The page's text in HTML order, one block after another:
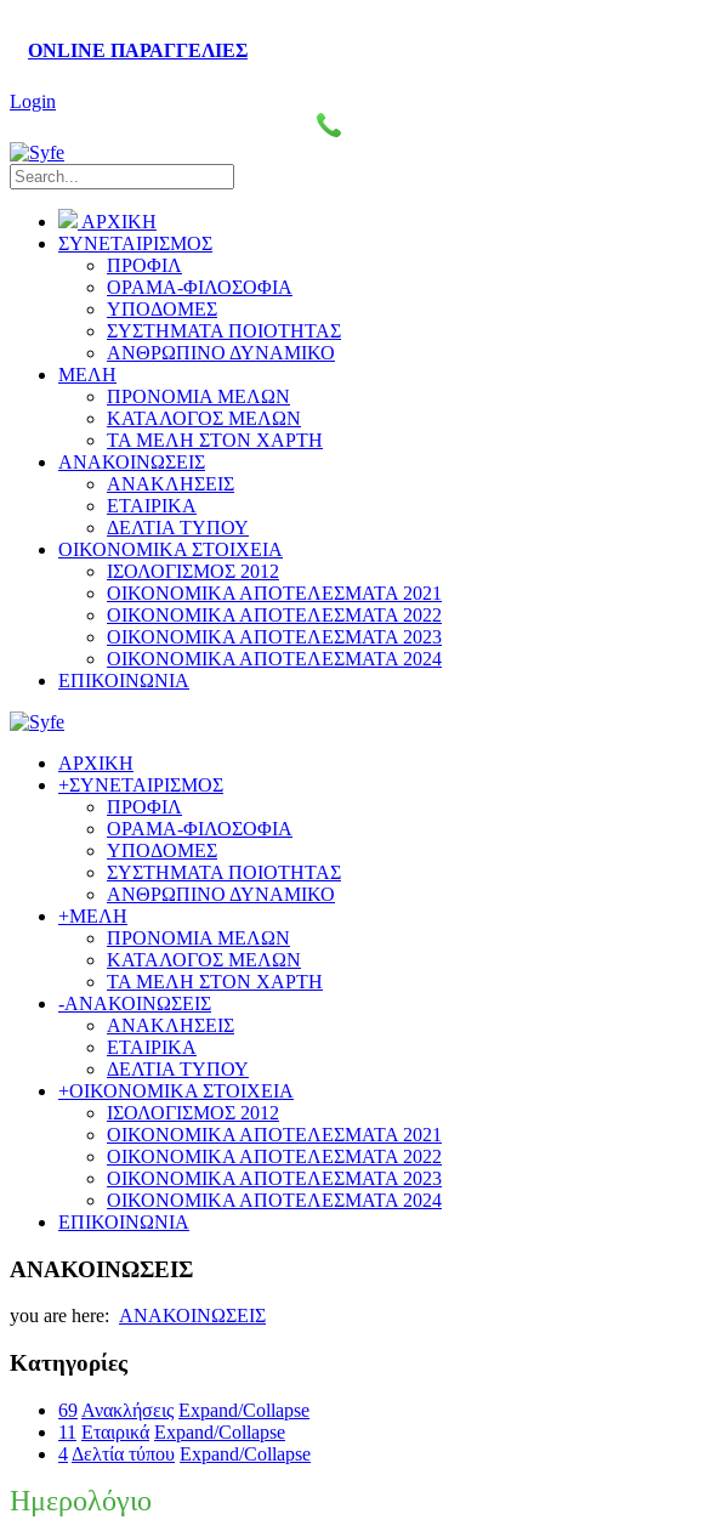
ONLINE ΠΑΡΑΓΓΕΛΙΕΣ
Login
ΑΡΧΙΚΗ
ΣΥΝΕΤΑΙΡΙΣΜΟΣ
ΠΡΟΦΙΛ
ΟΡΑΜΑ-ΦΙΛΟΣΟΦΙΑ
ΥΠΟΔΟΜΕΣ
ΣΥΣΤΗΜΑΤΑ ΠΟΙΟΤΗΤΑΣ
ΑΝΘΡΩΠΙΝΟ ΔΥΝΑΜΙΚΟ
ΜΕΛΗ
ΠΡΟΝΟΜΙΑ ΜΕΛΩΝ
ΚΑΤΑΛΟΓΟΣ ΜΕΛΩΝ
ΤΑ ΜΕΛΗ ΣΤΟΝ ΧΑΡΤΗ
ΑΝΑΚΟΙΝΩΣΕΙΣ
ΑΝΑΚΛΗΣΕΙΣ
ΕΤΑΙΡΙΚΑ
ΔΕΛΤΙΑ ΤΥΠΟΥ
ΟΙΚΟΝΟΜΙΚΑ ΣΤΟΙΧΕΙΑ
ΙΣΟΛΟΓΙΣΜΟΣ 2012
ΟΙΚΟΝΟΜΙΚΑ ΑΠΟΤΕΛΕΣΜΑΤΑ 2021
ΟΙΚΟΝΟΜΙΚΑ ΑΠΟΤΕΛΕΣΜΑΤΑ 2022
ΟΙΚΟΝΟΜΙΚΑ ΑΠΟΤΕΛΕΣΜΑΤΑ 2023
ΟΙΚΟΝΟΜΙΚΑ ΑΠΟΤΕΛΕΣΜΑΤΑ 2024
ΕΠΙΚΟΙΝΩΝΙΑ
ΑΡΧΙΚΗ
+ΣΥΝΕΤΑΙΡΙΣΜΟΣ
ΠΡΟΦΙΛ
ΟΡΑΜΑ-ΦΙΛΟΣΟΦΙΑ
ΥΠΟΔΟΜΕΣ
ΣΥΣΤΗΜΑΤΑ ΠΟΙΟΤΗΤΑΣ
ΑΝΘΡΩΠΙΝΟ ΔΥΝΑΜΙΚΟ
+ΜΕΛΗ
ΠΡΟΝΟΜΙΑ ΜΕΛΩΝ
ΚΑΤΑΛΟΓΟΣ ΜΕΛΩΝ
ΤΑ ΜΕΛΗ ΣΤΟΝ ΧΑΡΤΗ
-ΑΝΑΚΟΙΝΩΣΕΙΣ
ΑΝΑΚΛΗΣΕΙΣ
ΕΤΑΙΡΙΚΑ
ΔΕΛΤΙΑ ΤΥΠΟΥ
+ΟΙΚΟΝΟΜΙΚΑ ΣΤΟΙΧΕΙΑ
ΙΣΟΛΟΓΙΣΜΟΣ 2012
ΟΙΚΟΝΟΜΙΚΑ ΑΠΟΤΕΛΕΣΜΑΤΑ 2021
ΟΙΚΟΝΟΜΙΚΑ ΑΠΟΤΕΛΕΣΜΑΤΑ 2022
ΟΙΚΟΝΟΜΙΚΑ ΑΠΟΤΕΛΕΣΜΑΤΑ 2023
ΟΙΚΟΝΟΜΙΚΑ ΑΠΟΤΕΛΕΣΜΑΤΑ 2024
ΕΠΙΚΟΙΝΩΝΙΑ
ΑΝΑΚΟΙΝΩΣΕΙΣ
you are here: ΑΝΑΚΟΙΝΩΣΕΙΣ
Κατηγορίες
69 Ανακλήσεις Expand/Collapse
11 Εταιρικά Expand/Collapse
4 Δελτία τύπου Expand/Collapse
Ημερολόγιο